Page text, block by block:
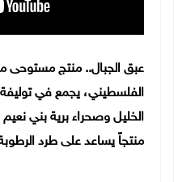
عبق الجبال.. منتج مستوحى
الفلسطيني، يجمع في
الخليل وصحراء برية بني
منتجاً يساعد على طرد